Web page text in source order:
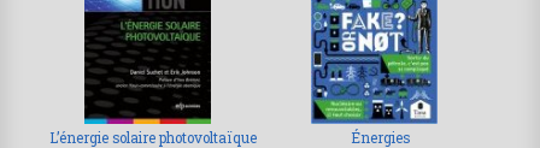
L’énergie solaire photovoltaïque Énergies